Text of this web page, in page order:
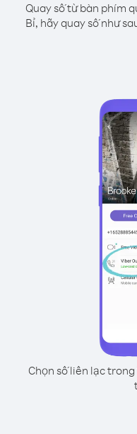
Quay số từ bàn phím
Bỉ, hãy quay số như
Chọn số liên lạc